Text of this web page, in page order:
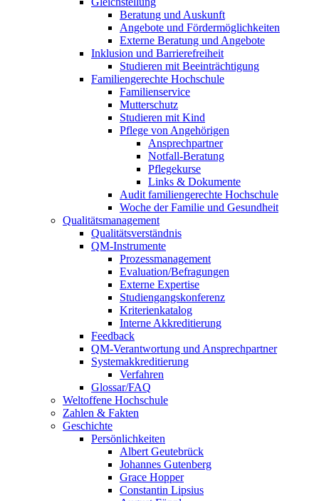
Beratung und Auskunft
Angebote und Fördermöglichkeiten
Externe Beratung und Angebote
Inklusion und Barrierefreiheit
Studieren mit Beeinträchtigung
Familiengerechte Hochschule
Familienservice
Mutterschutz
Studieren mit Kind
Pflege von Angehörigen
Ansprechpartner
Notfall-Beratung
Pflegekurse
Links & Dokumente
Audit familiengerechte Hochschule
Woche der Familie und Gesundheit
Qualitätsmanagement
Qualitätsverständnis
QM-Instrumente
Prozessmanagement
Evaluation/Befragungen
Externe Expertise
Studiengangskonferenz
Kriterienkatalog
Interne Akkreditierung
Feedback
QM-Verantwortung und Ansprechpartner
Systemakkreditierung
Verfahren
Glossar/FAQ
Weltoffene Hochschule
Zahlen & Fakten
Geschichte
Persönlichkeiten
Albert Geutebrück
Johannes Gutenberg
Grace Hopper
Constantin Lipsius